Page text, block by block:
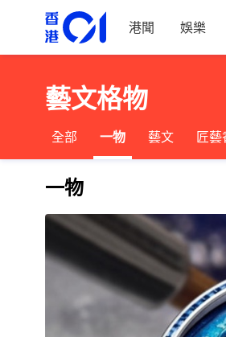
港聞 娛樂
藝文格物
全部 一物 藝文 匠藝
一物